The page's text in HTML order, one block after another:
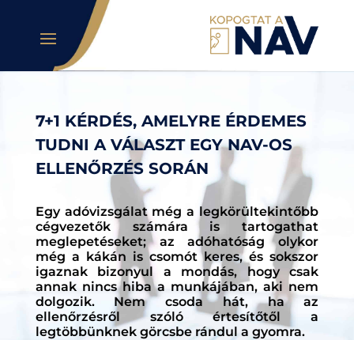
7+1 KÉRDÉS, AMELYRE ÉRDEMES
TUDNI A VÁLASZT EGY NAV-OS
ELLENŐRZÉS SORÁN
Egy adóvizsgálat még a legkörültekintőbb
cégvezetők számára is tartogathat
meglepetéseket; az adóhatóság olykor
még a kákán is csomót keres, és sokszor
igaznak bizonyul a mondás, hogy csak
annak nincs hiba a munkájában, aki nem
dolgozik. Nem csoda hát, ha az
ellenőrzésről szóló értesítőtől a
legtöbbünknek görcsbe rándul a gyomra.